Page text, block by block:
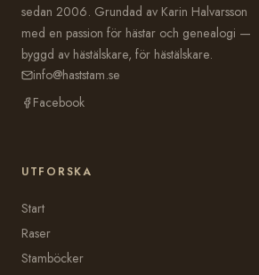
sedan 2006. Grundad av Karin Halvarsson
med en passion för hästar och genealogi —
byggd av hästälskare, för hästälskare.
info@haststam.se
Facebook
UTFORSKA
Start
Raser
Stamböcker